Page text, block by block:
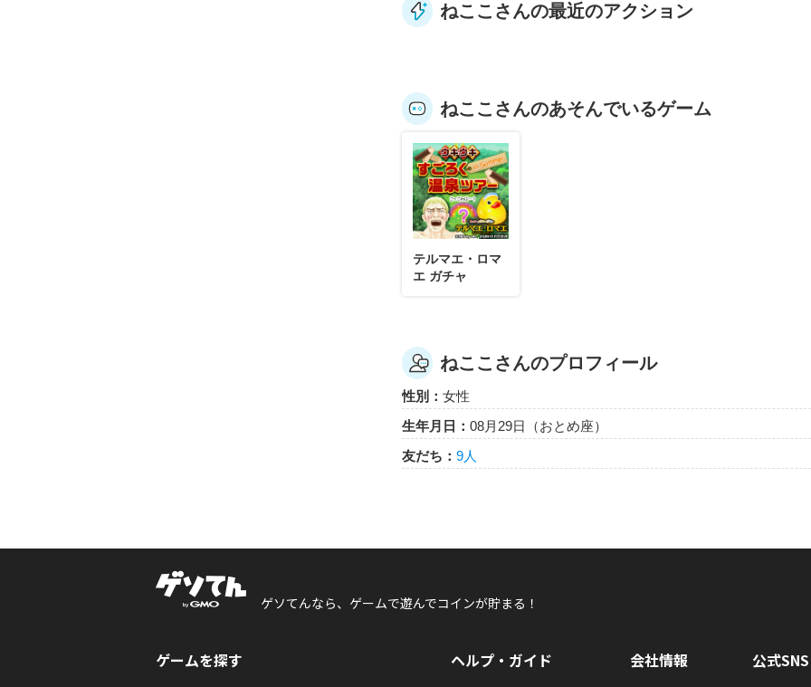
ねここさんの最近のアクション
ねここさんのあそんでいるゲーム
テルマエ・ロマ
エ ガチャ
ねここさんのプロフィール
性別： 女性
生年月日： 08月29日（おとめ座）
友だち： 9人
ゲソてんなら、ゲームで遊んでコインが貯まる！
ゲームを探す ヘルプ・ガイド 会社情報 公式SNS